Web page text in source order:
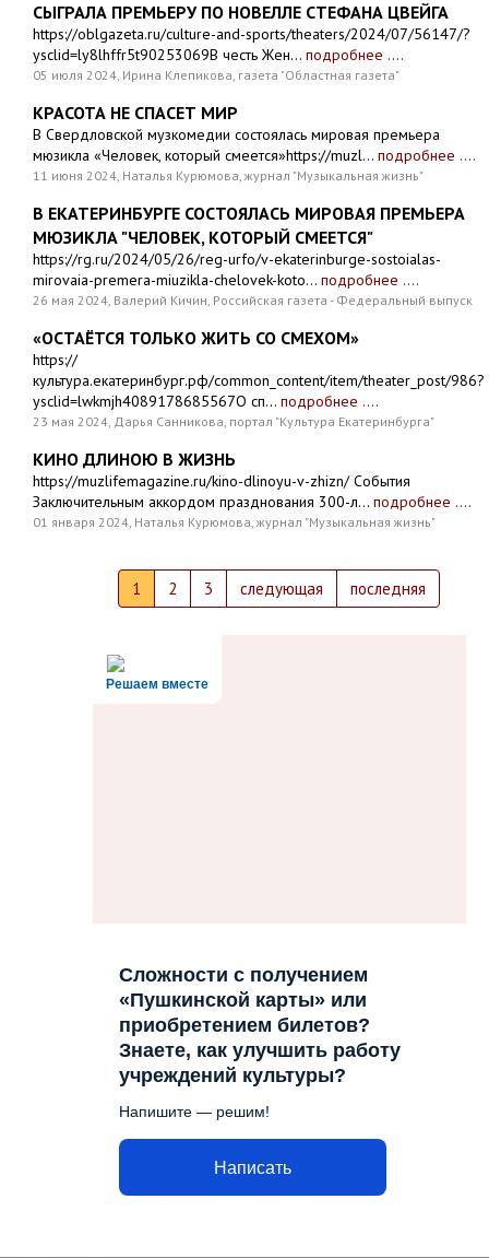
СЫГРАЛА ПРЕМЬЕРУ ПО НОВЕЛЛЕ СТЕФАНА ЦВЕЙГА
https://oblgazeta.ru/culture-and-sports/theaters/2024/07/56147/?
ysclid=ly8lhffr5t90253069В честь Жен... подробнее ....
05 июля 2024, Ирина Клепикова, газета "Областная газета"
КРАСОТА НЕ СПАСЕТ МИР
В Свердловской музкомедии состоялась мировая премьера
мюзикла «Человек, который смеется»https://muzl... подробнее ....
11 июня 2024, Наталья Курюмова, журнал "Музыкальная жизнь"
В ЕКАТЕРИНБУРГЕ СОСТОЯЛАСЬ МИРОВАЯ ПРЕМЬЕРА
МЮЗИКЛА "ЧЕЛОВЕК, КОТОРЫЙ СМЕЕТСЯ"
https://rg.ru/2024/05/26/reg-urfo/v-ekaterinburge-sostoialas-
mirovaia-premera-miuzikla-chelovek-koto... подробнее ....
26 мая 2024, Валерий Кичин, Российская газета - Федеральный выпуск
«ОСТАЁТСЯ ТОЛЬКО ЖИТЬ СО СМЕХОМ»
https://
культура.екатеринбург.рф/common_content/item/theater_post/986?
ysclid=lwkmjh4089178685567О сп... подробнее ....
23 мая 2024, Дарья Санникова, портал "Культура Екатеринбурга"
КИНО ДЛИНОЮ В ЖИЗНЬ
https://muzlifemagazine.ru/kino-dlinoyu-v-zhizn/ События
Заключительным аккордом празднования 300-л... подробнее ....
01 января 2024, Наталья Курюмова, журнал "Музыкальная жизнь"
1 2 3 следующая последняя
Решаем вместе
Сложности с получением
«Пушкинской карты» или
приобретением билетов?
Знаете, как улучшить работу
учреждений культуры?
Напишите — решим!
Написать